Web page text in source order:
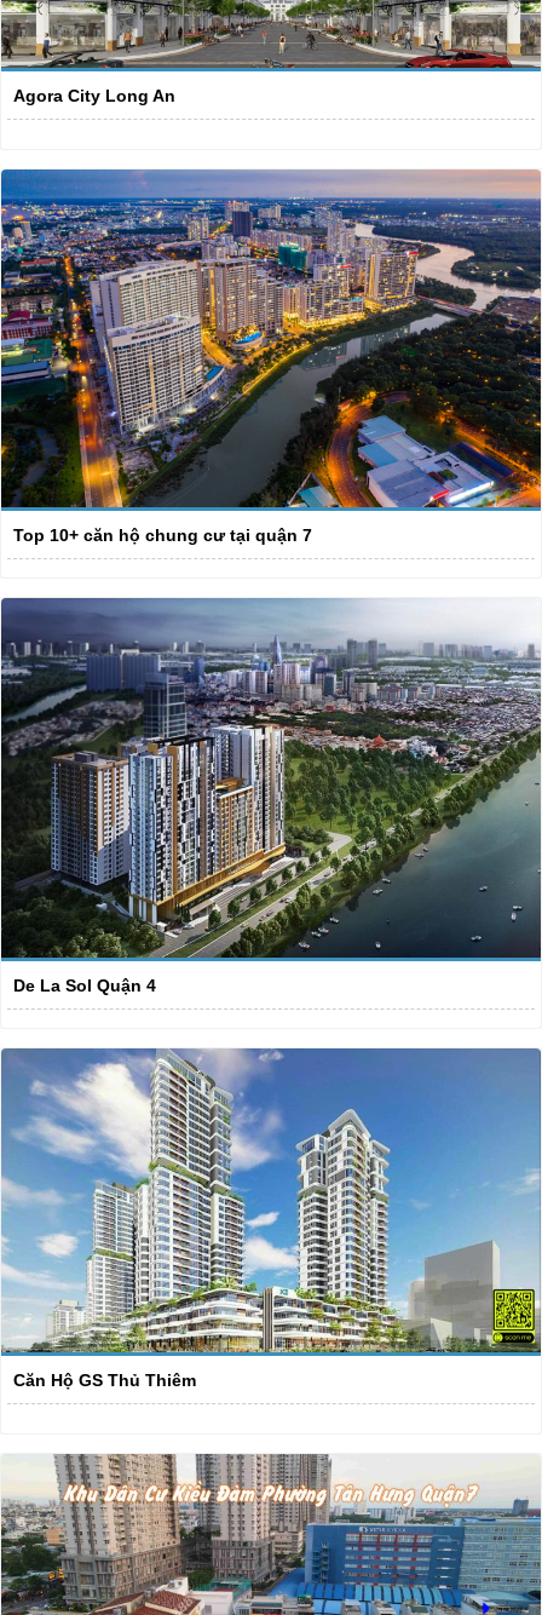
Agora City Long An
Top 10+ căn hộ chung cư tại quận 7
De La Sol Quận 4
Căn Hộ GS Thủ Thiêm